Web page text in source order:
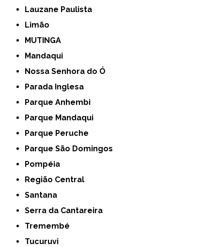
Lauzane Paulista
Limão
MUTINGA
Mandaqui
Nossa Senhora do Ó
Parada Inglesa
Parque Anhembi
Parque Mandaqui
Parque Peruche
Parque São Domingos
Pompéia
Região Central
Santana
Serra da Cantareira
Tremembé
Tucuruvi